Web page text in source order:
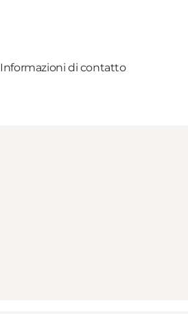
Informazioni di contatto